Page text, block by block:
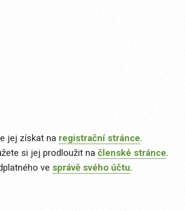
jej získat na registrační stránce.
si jej prodloužit na členské stránce.
ve správě svého účtu.